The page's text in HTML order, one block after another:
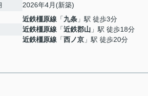
2026年4月(新築)
近鉄橿原線 「九条 」駅 徒歩3分
近鉄橿原線 「近鉄郡山 」駅 徒歩18分
近鉄橿原線 「西ノ京 」駅 徒歩20分